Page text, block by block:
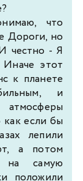
что
Дороги, но
честно - Я
этот
к планете
и
как если бы
лепили
а потом
на самую
положили